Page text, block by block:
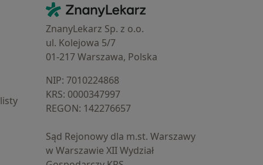
Kontakt
ZnanyLekarz - Strona główna
ZnanyLekarz Sp. z o.o.
ul. Kolejowa 5/7
01-217 Warszawa, Polska
NIP: ⁠7010224868
KRS: ⁠0000347997
REGON: ⁠142276657
Sąd Rejonowy dla m.st. Warszawy
w Warszawie XII Wydział